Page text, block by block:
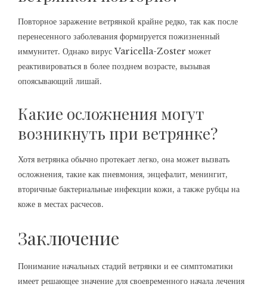
Повторное заражение ветрянкой крайне редко, так как после
перенесенного заболевания формируется пожизненный
иммунитет. Однако вирус Varicella-Zoster может
реактивироваться в более позднем возрасте, вызывая
опоясывающий лишай.
Какие осложнения могут
возникнуть при ветрянке?
Хотя ветрянка обычно протекает легко, она может вызвать
осложнения, такие как пневмония, энцефалит, менингит,
вторичные бактериальные инфекции кожи, а также рубцы на
коже в местах расчесов.
Заключение
Понимание начальных стадий ветрянки и ее симптоматики
имеет решающее значение для своевременного начала лечения